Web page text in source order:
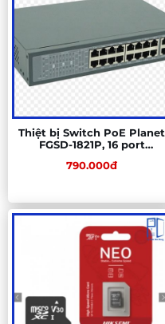
Thiệt bị Switch PoE Planet
FGSD-1821P, 16 port
790.000đ